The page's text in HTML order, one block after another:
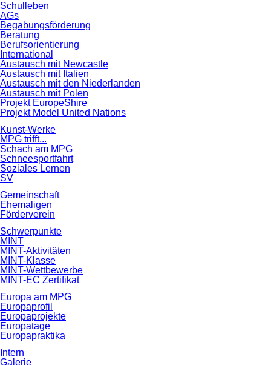
Schulleben
AGs
Begabungsförderung
Beratung
Berufsorientierung
International
Austausch mit Newcastle
Austausch mit Italien
Austausch mit den Niederlanden
Austausch mit Polen
Projekt EuropeShire
Projekt Model United Nations
Kunst-Werke
MPG trifft...
Schach am MPG
Schneesportfahrt
Soziales Lernen
SV
Gemeinschaft
Ehemaligen
Förderverein
Schwerpunkte
MINT
MINT-Aktivitäten
MINT-Klasse
MINT-Wettbewerbe
MINT-EC Zertifikat
Europa am MPG
Europaprofil
Europaprojekte
Europatage
Europapraktika
Intern
Galerie